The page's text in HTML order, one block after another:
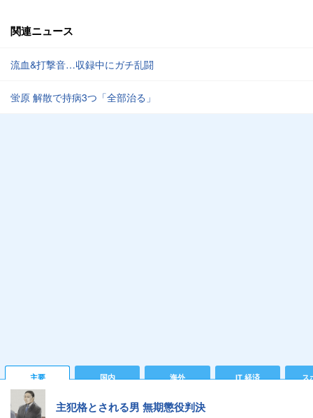
関連ニュース
流血&打撃音…収録中にガチ乱闘
蛍原 解散で持病3つ「全部治る」
主要 国内 海外 IT 経済 ス
主犯格とされる男 無期懲役判決